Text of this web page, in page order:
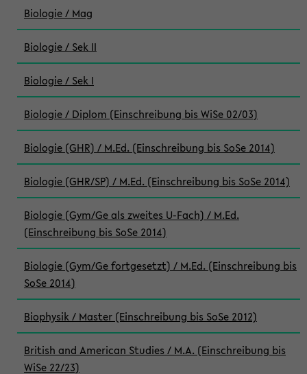
Biologie / Mag
Biologie / Sek II
Biologie / Sek I
Biologie / Diplom (Einschreibung bis WiSe 02/03)
Biologie (GHR) / M.Ed. (Einschreibung bis SoSe 2014)
Biologie (GHR/SP) / M.Ed. (Einschreibung bis SoSe 2014)
Biologie (Gym/Ge als zweites U-Fach) / M.Ed.
(Einschreibung bis SoSe 2014)
Biologie (Gym/Ge fortgesetzt) / M.Ed. (Einschreibung bis
SoSe 2014)
Biophysik / Master (Einschreibung bis SoSe 2012)
British and American Studies / M.A. (Einschreibung bis
WiSe 22/23)